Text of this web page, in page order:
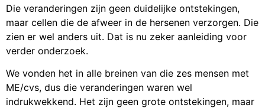
Die veranderingen zijn geen duidelijke ontstekingen,
maar cellen die de afweer in de hersenen verzorgen. Die
zien er wel anders uit. Dat is nu zeker aanleiding voor
verder onderzoek.
We vonden het in alle breinen van die zes mensen met
ME/cvs, dus die veranderingen waren wel
indrukwekkend. Het zijn geen grote ontstekingen, maar